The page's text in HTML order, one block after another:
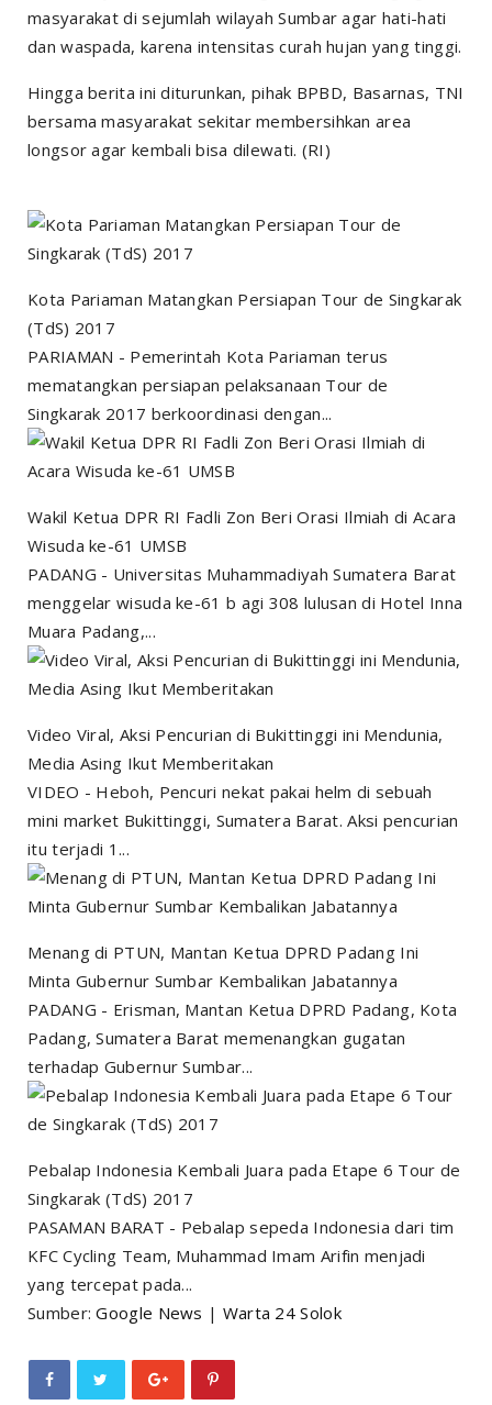
masyarakat di sejumlah wilayah Sumbar agar hati-hati
dan waspada, karena intensitas curah hujan yang tinggi.
Hingga berita ini diturunkan, pihak BPBD, Basarnas, TNI
bersama masyarakat sekitar membersihkan area
longsor agar kembali bisa dilewati. (RI)
Kota Pariaman Matangkan Persiapan Tour de Singkarak
(TdS) 2017
PARIAMAN - Pemerintah Kota Pariaman terus
mematangkan persiapan pelaksanaan Tour de
Singkarak 2017 berkoordinasi dengan...
Wakil Ketua DPR RI Fadli Zon Beri Orasi Ilmiah di Acara
Wisuda ke-61 UMSB
PADANG - Universitas Muhammadiyah Sumatera Barat
menggelar wisuda ke-61 b agi 308 lulusan di Hotel Inna
Muara Padang,...
Video Viral, Aksi Pencurian di Bukittinggi ini Mendunia,
Media Asing Ikut Memberitakan
VIDEO - Heboh, Pencuri nekat pakai helm di sebuah
mini market Bukittinggi, Sumatera Barat. Aksi pencurian
itu terjadi 1...
Menang di PTUN, Mantan Ketua DPRD Padang Ini
Minta Gubernur Sumbar Kembalikan Jabatannya
PADANG - Erisman, Mantan Ketua DPRD Padang, Kota
Padang, Sumatera Barat memenangkan gugatan
terhadap Gubernur Sumbar...
Pebalap Indonesia Kembali Juara pada Etape 6 Tour de
Singkarak (TdS) 2017
PASAMAN BARAT - Pebalap sepeda Indonesia dari tim
KFC Cycling Team, Muhammad Imam Arifin menjadi
yang tercepat pada...
Sumber:Google News | Warta 24 Solok